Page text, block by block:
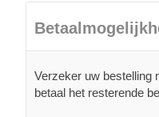
Verzeker uw bestelling
betaal het resterende